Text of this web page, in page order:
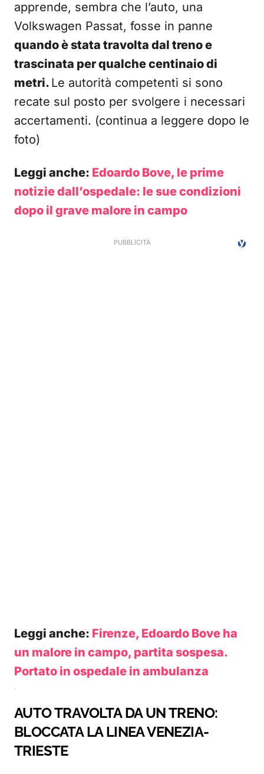
apprende, sembra che l’auto, una
Volkswagen Passat, fosse in panne
quando è stata travolta dal treno e
trascinata per qualche centinaio di
metri. Le autorità competenti si sono
recate sul posto per svolgere i necessari
accertamenti. (continua a leggere dopo le
foto)
Leggi anche: Edoardo Bove, le prime
notizie dall’ospedale: le sue condizioni
dopo il grave malore in campo
Leggi anche: Firenze, Edoardo Bove ha
un malore in campo, partita sospesa.
Portato in ospedale in ambulanza
AUTO TRAVOLTA DA UN TRENO:
BLOCCATA LA LINEA VENEZIA-
TRIESTE